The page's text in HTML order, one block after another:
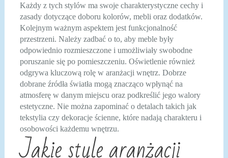
Każdy z tych stylów ma swoje charakterystyczne cechy i
zasady dotyczące doboru kolorów, mebli oraz dodatków.
Kolejnym ważnym aspektem jest funkcjonalność
przestrzeni. Należy zadbać o to, aby meble były
odpowiednio rozmieszczone i umożliwiały swobodne
poruszanie się po pomieszczeniu. Oświetlenie również
odgrywa kluczową rolę w aranżacji wnętrz. Dobrze
dobrane źródła światła mogą znacząco wpłynąć na
atmosferę w danym miejscu oraz podkreślić jego walory
estetyczne. Nie można zapominać o detalach takich jak
tekstylia czy dekoracje ścienne, które nadają charakteru i
osobowości każdemu wnętrzu.